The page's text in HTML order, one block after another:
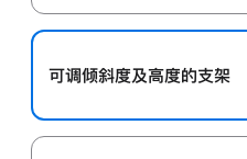
可调倾斜度及高‍度的支‍架